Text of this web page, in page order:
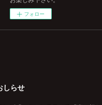
フォロー
しらせ